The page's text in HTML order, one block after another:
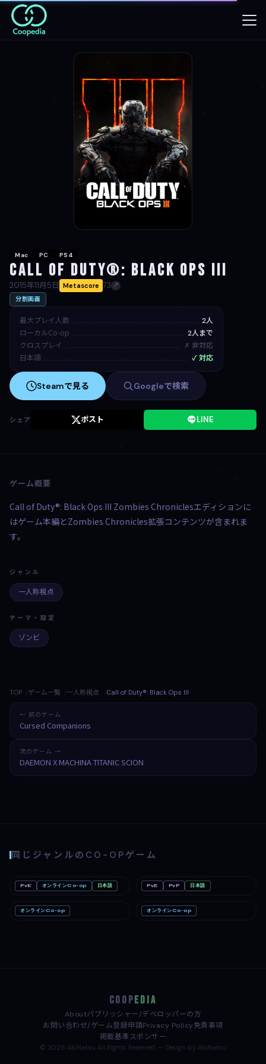
Mac PC PS4
Call of Duty®: Black Ops III
2015年11月5日 Metascore 73 ↗
分割画面
最大プレイ人数 2人
ローカルCo-op 2人まで
クロスプレイ ✗ 非対応
日本語 ✓ 対応
Steamで見る Googleで検索
シェア ポスト LINE
ゲーム概要
Call of Duty®: Black Ops III Zombies Chroniclesエディションに
はゲーム本編とZombies Chronicles拡張コンテンツが含まれま
す。
ジャンル
一人称視点
テーマ・設定
ゾンビ
TOP ゲーム一覧 一人称視点 Call of Duty®: Black Ops III
← 前のゲーム
Cursed Companions
次のゲーム →
DAEMON X MACHINA TITANIC SCION
同じジャンルのCO-OPゲーム
PC
Far Far West
PvE オンラインCo-op 日本語
Nintendo Switch
Minecraft: Java & Bedrock
PvE PvP 日本語
No More Room in Hell 2
オンラインCo-op Never Be Alone
オンラインCo-op
COOP EDIA
Aboutパブリッシャー/デベロッパーの方
お問い合わせ/ゲーム登録申請Privacy Policy免責事項
掲載基準スポンサー
© 2026 AkiNatsu All Rights Reserved. — Design by AkiNatsu